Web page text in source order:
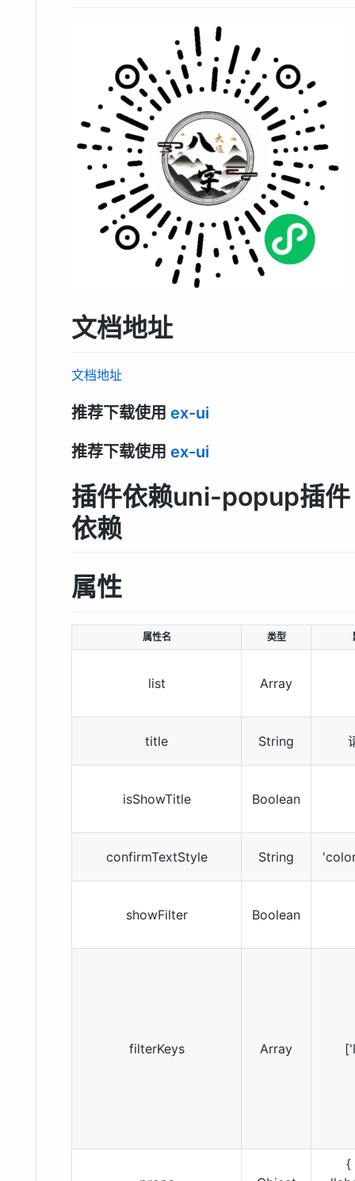
文档地址
文档地址
推荐下载使用 ex-ui
推荐下载使用 ex-ui
插件依赖uni-popup插
依赖
属性
属性名 类型
list Array
title String
isShowTitle Boolean
confirmTextStyle String
showFilter Boolean
filterKeys Array
{